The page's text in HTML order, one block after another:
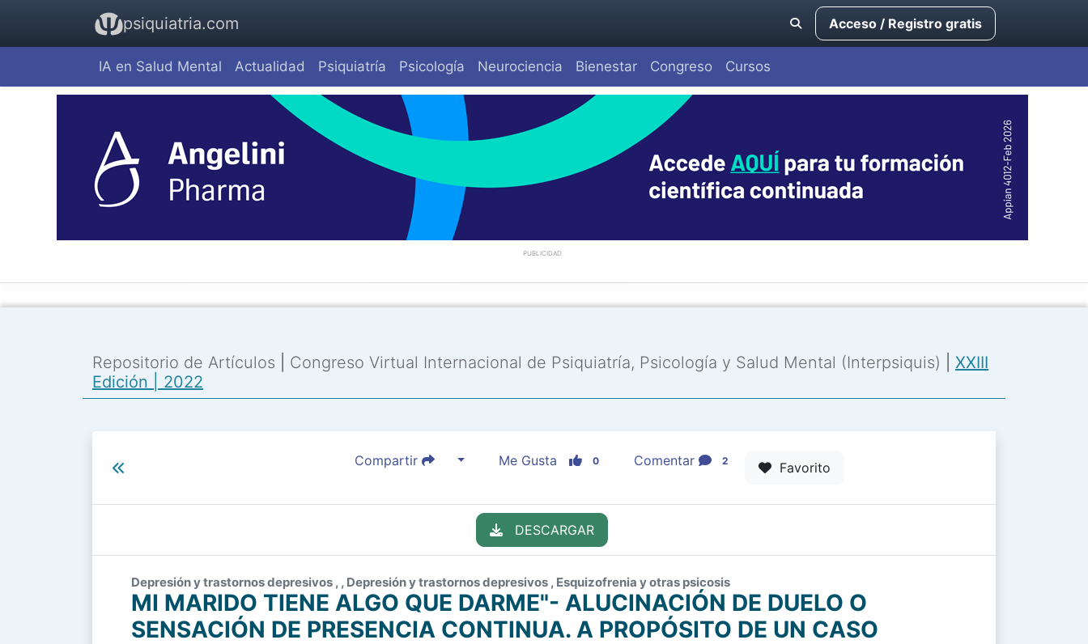
psiquiatria.com Acceso / Registro gratis
IA en Salud Mental Actualidad Psiquiatría Psicología Neurociencia Bienestar Congreso Cursos
PUBLICIDAD
Repositorio de Artículos Congreso Virtual Internacional de Psiquiatría, Psicología y Salud Mental (Interpsiquis)
XXIII
Edición | 2022
Compartir Me Gusta 0 Comentar 2 Favorito
DESCARGAR
Depresión y trastornos depresivos , , Depresión y trastornos depresivos , Esquizofrenia y otras psicosis
MI MARIDO TIENE ALGO QUE DARME"- ALUCINACIÓN DE DUELO O
SENSACIÓN DE PRESENCIA CONTINUA. A PROPÓSITO DE UN CASO